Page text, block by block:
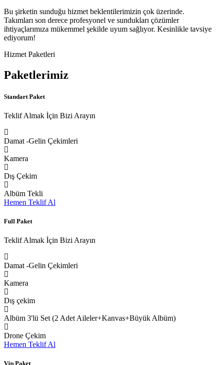
Bu şirketin sunduğu hizmet beklentilerimizin çok üzerinde.
Takımları son derece profesyonel ve sundukları çözümler
ihtiyaçlarımıza mükemmel şekilde uyum sağlıyor. Kesinlikle tavsiye
ediyorum!
Hizmet Paketleri
Paketlerimiz
Standart Paket
Teklif Almak İçin Bizi Arayın
Damat -Gelin Çekimleri
Kamera
Dış Çekim
Albüm Tekli
Hemen Teklif Al
Full Paket
Teklif Almak İçin Bizi Arayın
Damat -Gelin Çekimleri
Kamera
Dış çekim
Albüm 3'lü Set (2 Adet Aileler+Kanvas+Büyük Albüm)
Drone Çekim
Hemen Teklif Al
Vip Paket